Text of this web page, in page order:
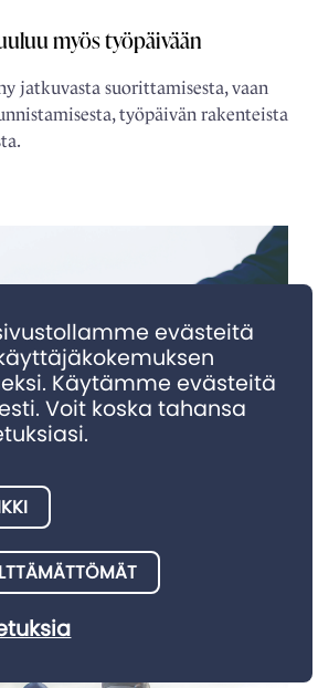
myös työpäivään
jatkuvasta suorittamisesta, vaan
työpäivän rakenteista
asianajotoimistojen meille
evästeitä
Käytämme evästeitä
Voit koska tahansa